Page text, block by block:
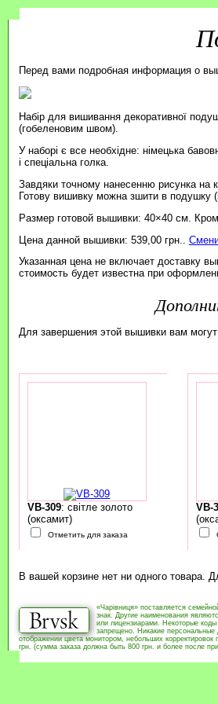
Перед вами подробная информация о
Набір для вишивання декоративної
(гобеленовим швом).
У наборі є все необхідне: німецька
і спеціальна голка.
Завдяки точному нанесенню рисунка на
Готову вишивку можна зшити в подушку
Размер готовой вышивки: 40×40 см.
Цена данной вышивки: 539,00 грн..
Указанная цена не включает доставку
стоимость будет известна при
Для завершения этой вышивки вам
VB-309: світле золото
(оксамит)
Отметить для заказа
VB-
В вашей корзине нет ни одного товара.
«Чарівниця» поставляется
знак. Другие наименования
или лицензиарами. Некоторые
запрещено. Никакие персональные
отображении цвета монитором, небольших
грн. (сумма заказа должна быть 800 грн. и более после